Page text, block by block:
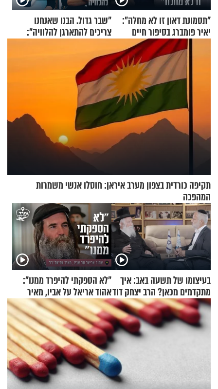
"תסמונת דאון זו לא מחלה":
יאיר פומברג בסיפור חיים
מעורר השראה
"שבר גדול. הבנו שאנחנו
צריכים להתארגן להלוויה":
וגד דנינו
תקיפה כורדית בצפון מערב איראן: חוסלו אנשי משמרות
המהפכה
בעיצומו של תשעה באב: איך
מתקדמים מכאן? הרב יצחק דוד
גרוסמן בשיחה מיוחדת
"לא הספקתי להיפרד ממנו":
אהוד אריאל על אביו, מאיר
אריאל ז"ל